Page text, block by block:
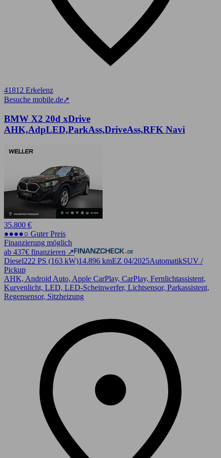
41812 Erkelenz
Besuche mobile.de➚
BMW X2 20d xDrive
AHK,AdpLED,ParkAss,DriveAss,RFK Navi
35.800 €
●●●●○ Guter Preis
Finanzierung möglich
ab 437€ finanzieren ↗
Diesel222 PS (163 kW)14.896 kmEZ 04/2025AutomatikSUV /
Pickup
AHK, Android Auto, Apple CarPlay, CarPlay, Fernlichtassistent,
Kurvenlicht, LED, LED-Scheinwerfer, Lichtsensor, Parkassistent,
Regensensor, Sitzheizung